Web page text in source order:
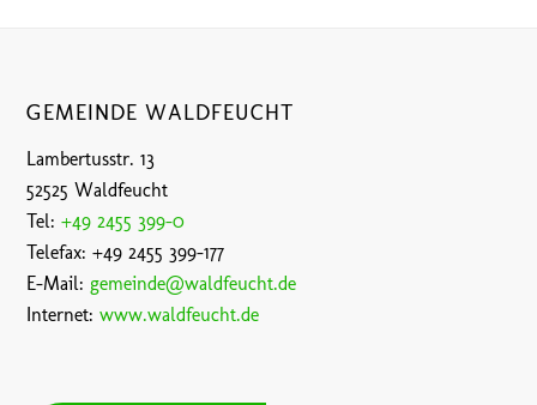
GEMEINDE WALDFEUCHT
Lambertusstr. 13
52525 Waldfeucht
Tel:+49 2455 399-0
Telefax: +49 2455 399-177
E-Mail: gemeinde@waldfeucht.de
Internet:www.waldfeucht.de